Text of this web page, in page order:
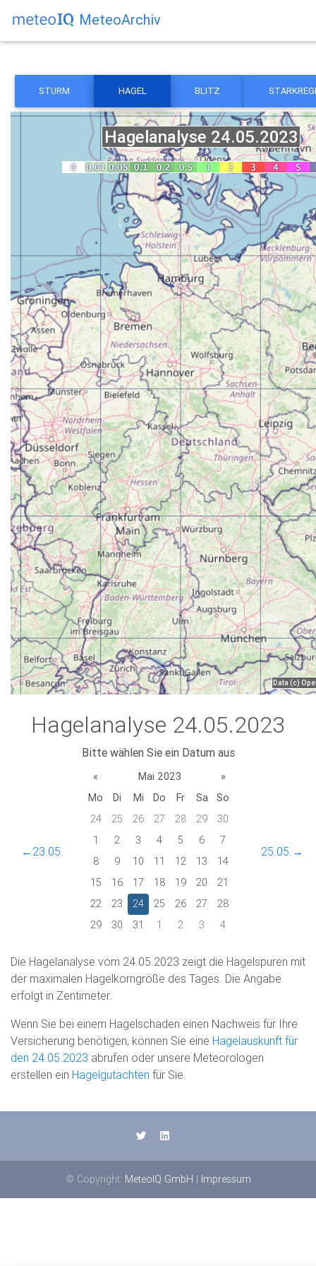
MeteoArchiv
STURM HAGEL BLITZ
Hagelanalyse 24.05.2023
Bitte wählen Sie ein Datum aus
←23.05.
« Mai 2023
»
Mo
Di Mi Do Fr Sa
So
24
25 26 27 28 29
30
1
2 3 4 5 6
7
8
9 10 11 12 13
14
15
16 17 18 19 20
21
22
23 24 25 26 27
28
29
30 31 1 2 3 4
25.05.→
Die Hagelanalyse vom 24.05.2023 zeigt die Hagelspuren mit
der maximalen Hagelkorngröße des Tages. Die Angabe
erfolgt in Zentimeter.
Wenn Sie bei einem Hagelschaden einen Nachweis für Ihre
Versicherung benötigen, können Sie eine Hagelauskunft für
den 24.05.2023 abrufen oder unsere Meteorologen
erstellen ein Hagelgutachten für Sie.
© Copyright: MeteoIQ GmbH | Impressum